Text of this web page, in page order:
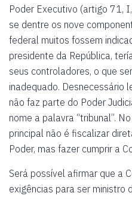
Poder Executivo (artigo 71,
se dentre os nove
federal muitos fossem
presidente da República,
seus controladores, o que
inadequado. Desnecessário
não faz parte do Poder
nome a palavra “tribunal”.
principal não é fiscalizar
Poder, mas fazer cumprir a
Será possível afirmar que a
exigências para ser ministro